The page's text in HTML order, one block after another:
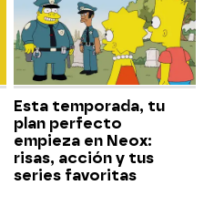
Esta temporada, tu
plan perfecto
empieza en Neox:
risas, acción y tus
series favoritas